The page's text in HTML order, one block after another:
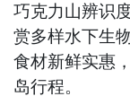
巧克力山辨识
赏多样水下生
食材新鲜实惠
岛行程。